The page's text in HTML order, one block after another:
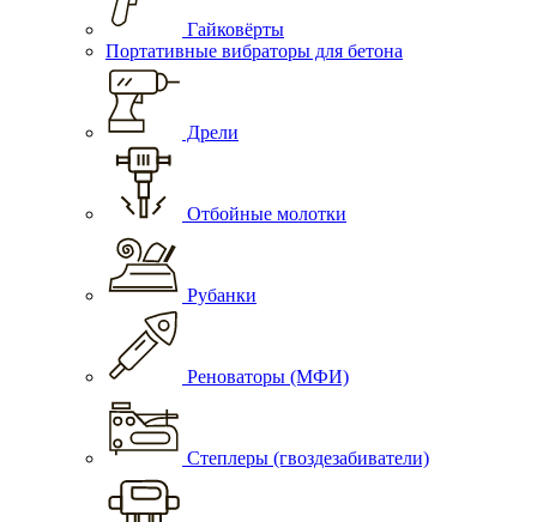
Гайковёрты
Портативные вибраторы для бетона
Дрели
Отбойные молотки
Рубанки
Реноваторы (МФИ)
Степлеры (гвоздезабиватели)